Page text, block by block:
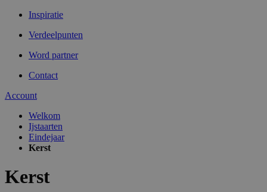
Inspiratie
Verdeelpunten
Word partner
Contact
Account
Welkom
Ijstaarten
Eindejaar
Kerst
Kerst